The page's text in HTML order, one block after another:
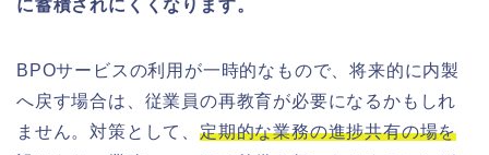
に蓄積されにくくなります。
BPOサービスの利用が一時的なもので、将来的に内製
へ戻す場合は、従業員の再教育が必要になるかもしれ
ません。対策として、 定期的な業務の進捗共有の場を